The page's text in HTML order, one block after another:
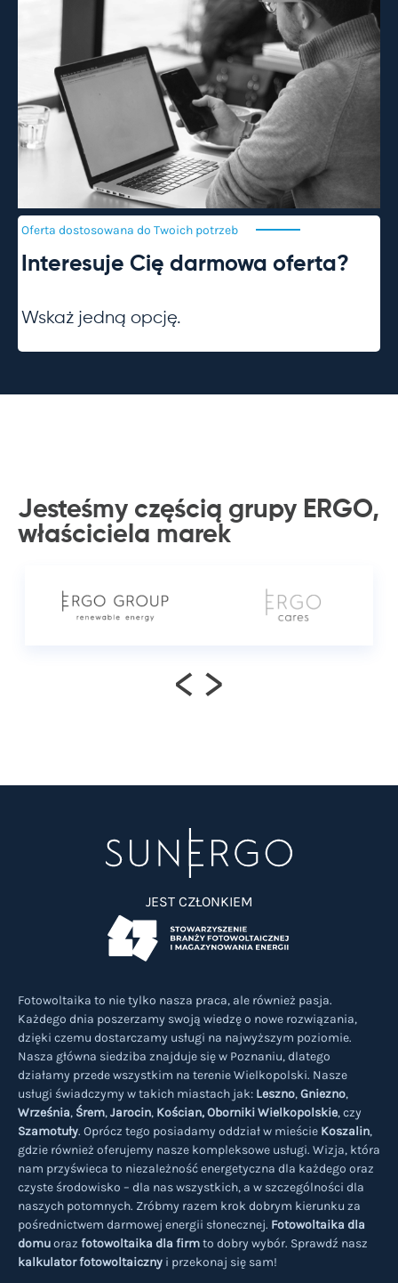
Oferta dostosowana do Twoich potrzeb
Interesuje Cię darmowa oferta?
Wskaż jedną opcję.
Jesteśmy częścią grupy ERGO,
właściciela marek
< >
JEST CZŁONKIEM
Fotowoltaika to nie tylko nasza praca, ale również pasja.
Każdego dnia poszerzamy swoją wiedzę o nowe rozwiązania,
dzięki czemu dostarczamy usługi na najwyższym poziomie.
Nasza główna siedziba znajduje się w Poznaniu, dlatego
działamy przede wszystkim na terenie Wielkopolski. Nasze
usługi świadczymy w takich miastach jak: Leszno,Gniezno,
Września, Śrem,Jarocin, Kościan,Oborniki Wielkopolskie, czy
Szamotuły. Oprócz tego posiadamy oddział w mieście Koszalin,
gdzie również oferujemy nasze kompleksowe usługi. Wizja, która
nam przyświeca to niezależność energetyczna dla każdego oraz
czyste środowisko – dla nas wszystkich, a w szczególności dla
naszych potomnych. Zróbmy razem krok dobrym kierunku za
pośrednictwem darmowej energii słonecznej. Fotowoltaika dla
domuoraz fotowoltaika dla firmto dobry wybór. Sprawdź nasz
kalkulator fotowoltaiczny i przekonaj się sam!